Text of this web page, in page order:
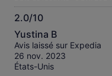
2.0/10
2.0
sur
10
Yustina B
Avis laissé sur Expedia
26 nov. 2023
États-Unis